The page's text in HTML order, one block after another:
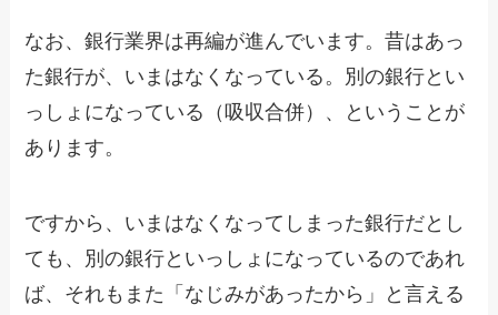
なお、銀行業界は再編が進んでいます。昔はあっ
た銀行が、いまはなくなっている。別の銀行とい
っしょになっている（吸収合併）、ということが
あります。
ですから、いまはなくなってしまった銀行だとし
ても、別の銀行といっしょになっているのであれ
ば、それもまた「なじみがあったから」と言える